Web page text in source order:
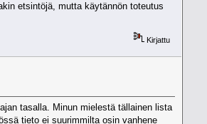
etsintöjä, mutta käytännön toteutus
Kirjattu
tasalla. Minun mielestä tällainen lista
tieto ei suurimmilta osin vanhene